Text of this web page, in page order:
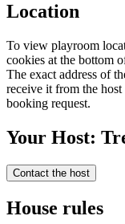
Location
To view playroom
cookies at the bottom
The exact address of
receive it from the
booking request.
Your Host:
Contact the host
House rules